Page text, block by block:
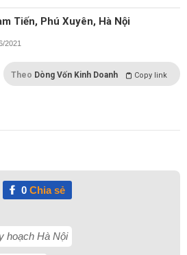
Tiến, Phú Xuyên, Hà Nội
2021
Theo Dòng Vốn Kinh Doanh Copy link
0Chia sẻ
hoạch Hà Nội